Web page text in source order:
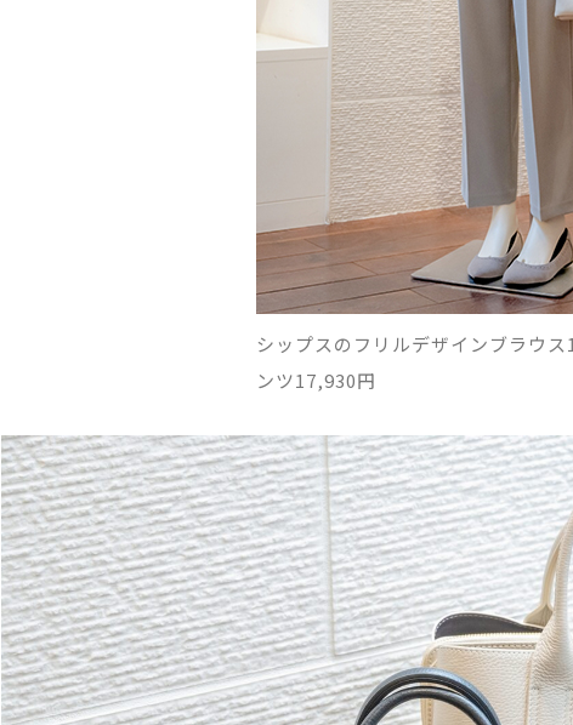
シップスのフリルデザインブラウス
ンツ17,930円